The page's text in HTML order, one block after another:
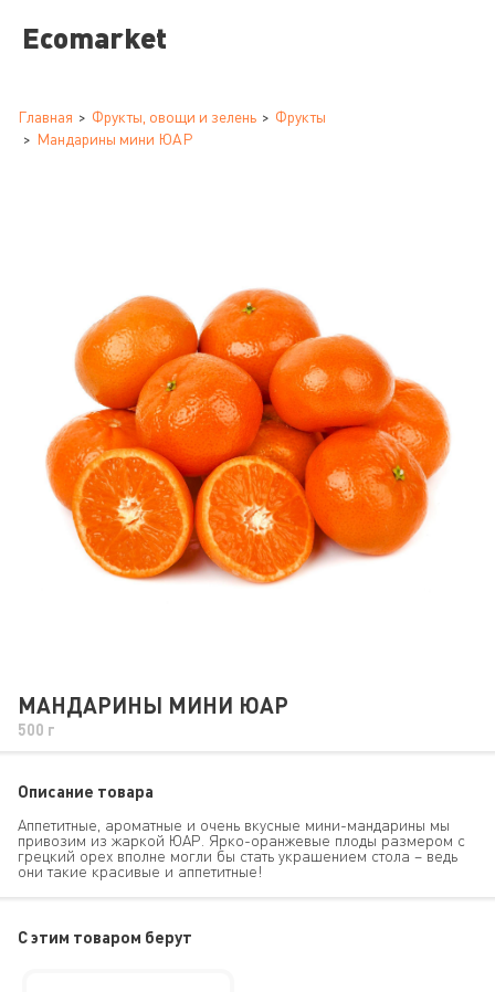
Ecomarket
Главная Фрукты, овощи и зелень
Фрукты
Мандарины мини ЮАР
МАНДАРИНЫ МИНИ ЮАР
500 г
Описание товара
Аппетитные, ароматные и очень вкусные мини-мандарины мы
привозим из жаркой ЮАР. Ярко-оранжевые плоды размером с
грецкий орех вполне могли бы стать украшением стола – ведь
они такие красивые и аппетитные!
C этим товаром берут